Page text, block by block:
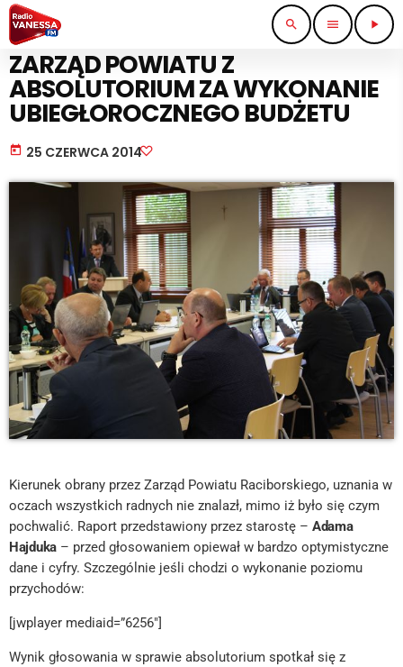
search menu play_arrow
WIADOMOŚCI
ZARZĄD POWIATU Z
ABSOLUTORIUM ZA WYKONANIE
UBIEGŁOROCZNEGO BUDŻETU
today 25 CZERWCA 2014
Kierunek obrany przez Zarząd Powiatu Raciborskiego, uznania w
oczach wszystkich radnych nie znalazł, mimo iż było się czym
pochwalić. Raport przedstawiony przez starostę – Adama
Hajduka– przed głosowaniem opiewał w bardzo optymistyczne
dane i cyfry. Szczególnie jeśli chodzi o wykonanie poziomu
przychodów:
[jwplayer mediaid=”6256″]
Wynik głosowania w sprawie absolutorium spotkał się z